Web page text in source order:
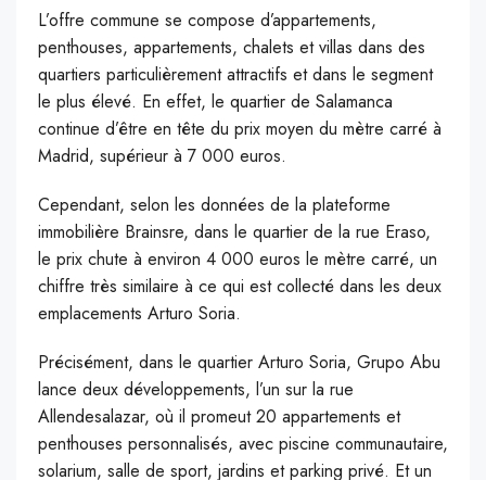
L’offre commune se compose d’appartements,
penthouses, appartements, chalets et villas dans des
quartiers particulièrement attractifs et dans le segment
le plus élevé. En effet, le quartier de Salamanca
continue d’être en tête du prix moyen du mètre carré à
Madrid, supérieur à 7 000 euros.
Cependant, selon les données de la plateforme
immobilière Brainsre, dans le quartier de la rue Eraso,
le prix chute à environ 4 000 euros le mètre carré, un
chiffre très similaire à ce qui est collecté dans les deux
emplacements Arturo Soria.
Précisément, dans le quartier Arturo Soria, Grupo Abu
lance deux développements, l’un sur la rue
Allendesalazar, où il promeut 20 appartements et
penthouses personnalisés, avec piscine communautaire,
solarium, salle de sport, jardins et parking privé. Et un